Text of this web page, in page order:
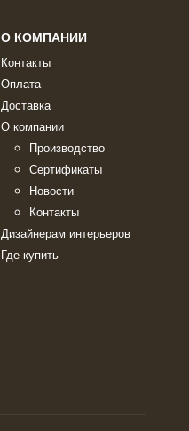
О КОМПАНИИ
Контакты
Оплата
Доставка
О компании
Производство
Сертификаты
Новости
Контакты
Дизайнерам интерьеров
Где купить